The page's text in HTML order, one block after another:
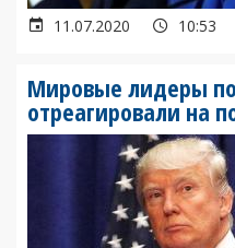
11.07.2020 10:53
Мировые лидеры
отреагировали на